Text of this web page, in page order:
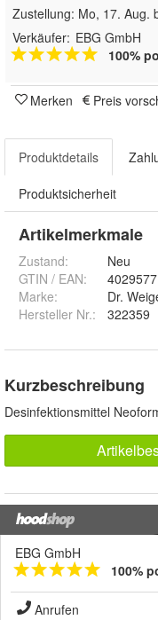
Zustellung: Mo, 17. Aug.
Verkäufer: EBG GmbH
100%
Merken Preis
Produktdetails
Produktsicherheit
Artikelmerkmale
Zustand:
Neu
GTIN / EAN:
Marke:
Dr.
Hersteller Nr.:
322359
Kurzbeschreibung
Desinfektionsmittel
EBG GmbH
100%
Anrufen